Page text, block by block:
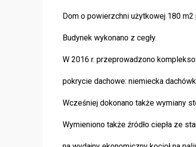
Dom o powierzchni użytkowej 180
Budynek wykonano z cegły.
W 2016 r. przeprowadzono
pokrycie dachowe: niemiecka
Wcześniej dokonano także wymiany
Wymieniono także źródło ciepła ze